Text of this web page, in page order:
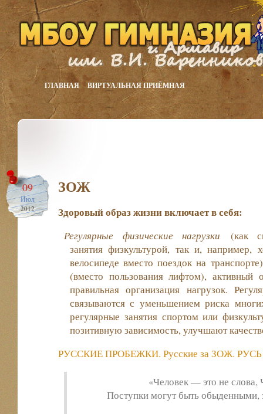
ГЛАВНАЯ ВИРТУАЛЬНАЯ ПРИЁМНАЯ
09
Июл
2012
ЗОЖ
Здоровый образ жизни включает в себя:
Регулярные физические нагрузки (как
занятия физкультурой, так и,
велосипеде вместо поездок на
(вместо пользования лифтом),
правильная организация нагрузок.
связываются с уменьшением риска
регулярные занятия спортом или
позитивную зависимость, улучшают
РУССКИЕ ПРОБЕЖКИ. Русские за ЗОЖ.
«Человек — это не
Поступки могут быть